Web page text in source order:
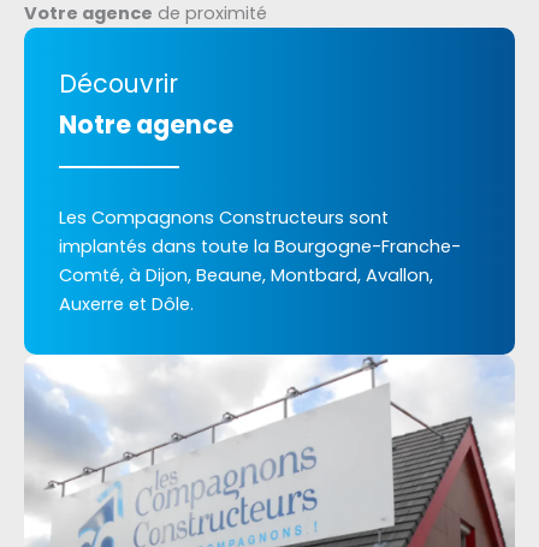
Votre agence de proximité
Découvrir
Notre agence
Les Compagnons Constructeurs sont
implantés dans toute la Bourgogne-Franche-
Comté, à Dijon, Beaune, Montbard, Avallon,
Auxerre et Dôle.